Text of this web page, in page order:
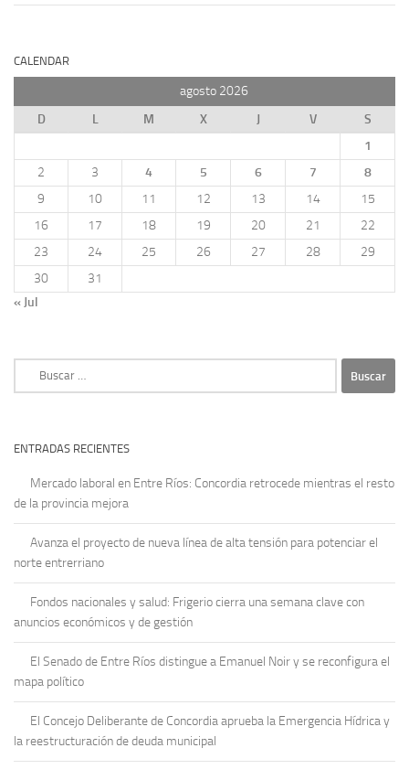
CALENDAR
agosto 2026
D
L M X J V
S
1
2
3 4 5 6 7
8
9
10 11 12 13 14
15
16
17 18 19 20 21
22
23
24 25 26 27 28
29
30
31
« Jul
ENTRADAS RECIENTES
Mercado laboral en Entre Ríos: Concordia retrocede mientras el resto
de la provincia mejora
Avanza el proyecto de nueva línea de alta tensión para potenciar el
norte entrerriano
Fondos nacionales y salud: Frigerio cierra una semana clave con
anuncios económicos y de gestión
El Senado de Entre Ríos distingue a Emanuel Noir y se reconfigura el
mapa político
El Concejo Deliberante de Concordia aprueba la Emergencia Hídrica y
la reestructuración de deuda municipal